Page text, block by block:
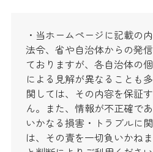
・当ホームページに記載の
法令、省や自治体からの発
ておりますが、各自治体の
による見解が異なることも
関しては、その内容を保証
ん。また、情報が不正確で
いかなる損害・トラブルに
は、その責を一切負いかね